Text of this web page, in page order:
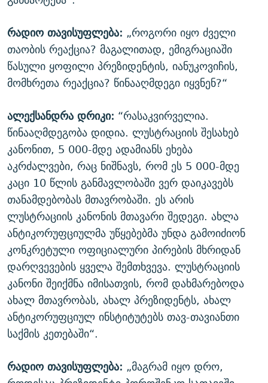
რადიო თავისუფლება: „როგორი იყო ძველი
თაობის რეაქცია? მაგალითად, ემიგრაციაში
წასული ყოფილი პრეზიდენტის, იანუკოვიჩის,
მომხრეთა რეაქცია? წინააღმდეგი იყვნენ?“
ალექსანდრა დრიკი: “რასაკვირველია.
წინააღმდეგობა დიდია. ლუსტრაციის შესახებ
კანონით, 5 000-მდე ადამიანს ეხება
აკრძალვები, რაც ნიშნავს, რომ ეს 5 000-მდე
კაცი 10 წლის განმავლობაში ვერ დაიკავებს
თანამდებობას მთავრობაში. ეს არის
ლუსტრაციის კანონის მთავარი შედეგი. ახლა
ანტიკორუფციულმა უწყებებმა უნდა გამოიძიონ
კონკრეტული ოფიციალური პირების მხრიდან
დარღვევების ყველა შემთხვევა. ლუსტრაციის
კანონი შეიქმნა იმისათვის, რომ დახმარებოდა
ახალ მთავრობას, ახალ პრეზიდენტს, ახალ
ანტიკორუფციულ ინსტიტუტებს თავ-თავიანთი
საქმის კეთებაში“.
რადიო თავისუფლება: „მაგრამ იყო დრო,